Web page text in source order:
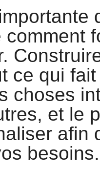
comment
ce qui
choses
et le
afin
besoins.